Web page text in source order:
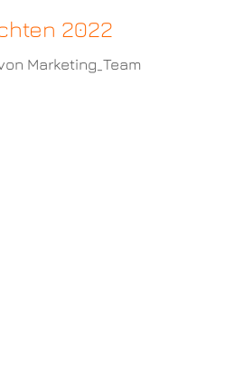
2022
Marketing_Team